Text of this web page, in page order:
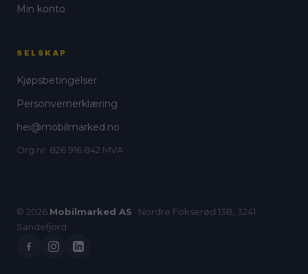
Min konto
SELSKAP
Kjøpsbetingelser
Personvernerklæring
hei@mobilmarked.no
Org.nr: 826 916 842 MVA
© 2026 Mobilmarked AS · Nordre Fokserød 13B, 3241
Sandefjord